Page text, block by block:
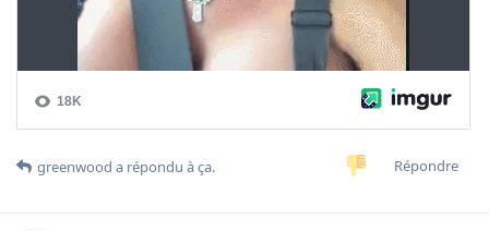
Répondre
greenwood a répondu à ça.